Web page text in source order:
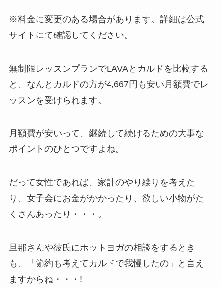
※料金に変更のある場合があります。詳細は公式
サイトにて確認してください。
無制限レッスンプランでLAVAとカルドを比較する
と、なんと カルドの方が4,667円も安い月額費でレ
ッスンを受けられます。
月額費が安いって、継続して続けるための大事な
ポイントのひとつですよね。
だって女性であれば、家計のやり繰りを考えた
り、女子会にお金がかかったり、欲しい小物がた
くさんあったり・・・。
旦那さんや彼氏にホットヨガの相談をするとき
も、「節約も考えてカルドで我慢したの」と言え
ますからね・・・!